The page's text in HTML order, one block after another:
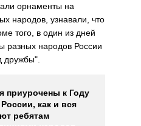
орнаменты на
народов, узнавали, что
того, в один из дней
разных народов России
дружбы".
приурочены к Году
как и вся
ребятам